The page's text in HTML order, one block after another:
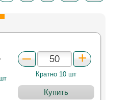
Кратно 10 шт
Купить